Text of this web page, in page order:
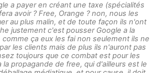
a payer en créant une taxe (spécialités
avoir ? Free, Orange ? non, nous les
au plus malin, et de toute façon ils n'ont
justement c'est pousser Google a la
ça eux les fai non seulement ils ne
les clients mais de plus ils n'auront pas
toujours que ce combat est pour les
la propagande de free, qui d'ailleurs est le